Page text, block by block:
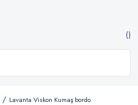
Lavanta Viskon Kumaş bordo